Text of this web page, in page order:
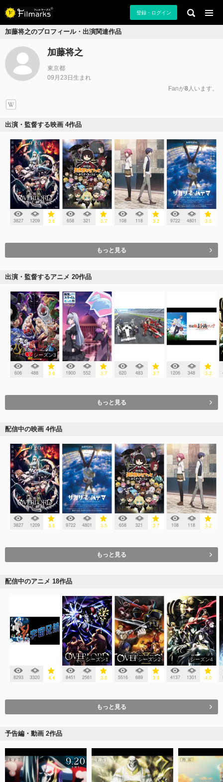
登録・ログイン
加藤将之のプロフィール・出演関連作品
加藤将之
東京都
09月23日生まれ
Fanが8人います。
出演・監督する映画 4作品
3827 1209 3.6 658 321 3.7 108 118 3.2 9722 4801 3.5
もっと見る
出演・監督するアニメ 20作品
シーズン3
606 488 3.6 1900 552 3.7 620 483 3.7 1206 348 3.2
もっと見る
配信中の映画 4作品
3827 1209 3.6 9722 4801 3.5 658 321 3.7 108 118 3.2
もっと見る
配信中のアニメ 18作品
8293 3320 4.4
シーズン1
8451 2561 3.8
シーズン2
5516 689 3.9
シーズン4
4137 1301 4.0
もっと見る
予告編・動画 2作品